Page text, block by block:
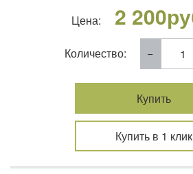
Цена: 2 200
Количество:
Купить
Купить в 1 клик